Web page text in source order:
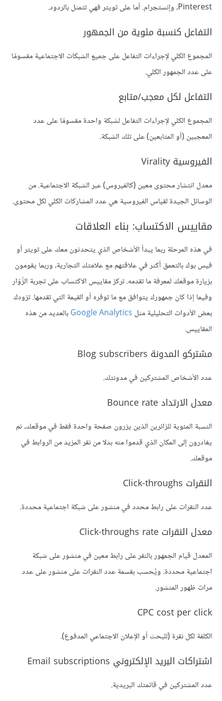
Pinterest، وإنستجرام. أما على تويتر فهي تتمثل بالردود.
التفاعل كنسبة مئوية من الجمهور
المجموع الكلي لإجراءات التفاعل على جميع الشبكات الاجتماعية مقسومًا
على عدد الجمهور الكلي.
التفاعل لكل معجب/متابع
المجموع الكلي لإجراءات التفاعل لشبكة واحدة مقسومًا على عدد
المعجبين (أو المتابعين) على تلك الشبكة.
الفيروسية Virality
معدل انتشار محتوى معين (كالفيروس) عبر الشبكة الاجتماعية. من
الوسائل الجيدة لقياس الفيروسية هي عدد المشاركات الكلي لكل محتوى.
مقاييس الاكتساب: بناء العلاقات
في هذه المرحلة ربما يبدأ الأشخاص الذي يتحدثون معك على تويتر أو
فيس بوك بالتعمق أكثر في علاقتهم مع علامتك التجارية، وربما يقومون
بزيارة موقعك لمعرفة ما تقدمه. تركز مقاييس الاكتساب على تجربة الزّوّار
وفيما إذا كان جمهورك يتوافق مع ما توفره أو القيمة التي تقدمها. تزودك
بعض الأدوات التحليلية مثل Google Analyticsبالعديد من هذه
المقاييس.
مشتركو المدونة Blog subscribers
عدد الأشخاص المشتركين في مدونتك.
معدل الارتداد Bounce rate
النسبة المئوية للزائرين الذين يزرون صفحة واحدة فقط في موقعك، ثم
يغادرون إلى المكان الذي قدموا منه بدلا من نقر المزيد من الروابط في
موقعك.
النقرات Click-throughs
عدد النقرات على رابط محدد في منشور على شبكة اجتماعية محددة.
معدل النقرات Click-throughs rate
المعدل قيام الجمهور بالنقر على رابط معين في منشور على شبكة
اجتماعية محددة. ويُحسب بقسمة عدد النقرات على منشور على عدد
مرات ظهور المنشور.
CPC cost per click
الكلفة لكل نقرة (للبحث أو الإعلان الاجتماعي المدفوع).
اشتراكات البريد الإلكتروني Email subscriptions
عدد المشتركين في قائمتك البريدية.